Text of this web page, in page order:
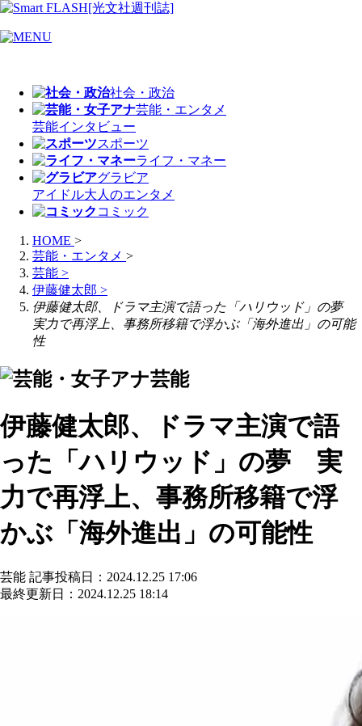
社会・政治
芸能・エンタメ
芸能インタビュー
スポーツ
ライフ・マネー
グラビア
アイドル大人のエンタメ
コミック
HOME >
芸能・エンタメ >
芸能 >
伊藤健太郎 >
伊藤健太郎、ドラマ主演で語った「ハリウッド」の夢
実力で再浮上、事務所移籍で浮かぶ「海外進出」の可能
性
芸能
伊藤健太郎、ドラマ主演で語
った「ハリウッド」の夢 実
力で再浮上、事務所移籍で浮
かぶ「海外進出」の可能性
芸能 記事投稿日：2024.12.25 17:06
最終更新日：2024.12.25 18:14